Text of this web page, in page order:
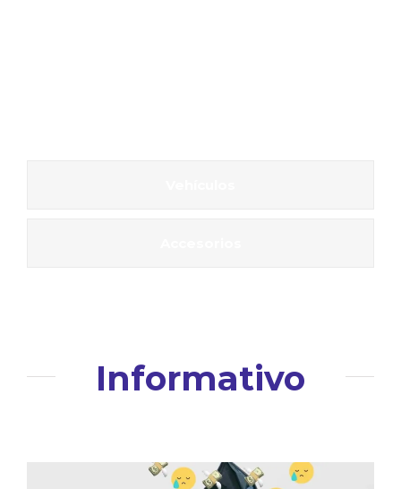
Informativo